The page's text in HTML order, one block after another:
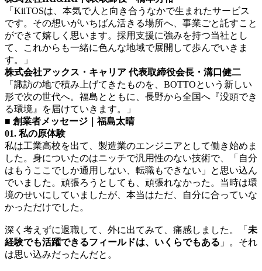
「KiiTOSは、本気で人と向き合うなかで生まれたサービス
です。その想いがいちばん活きる場所へ、事業ごと託すこと
ができて嬉しく思います。採用支援に強みを持つ当社とし
て、これからも一緒に色んな地域で展開して歩んでいきま
す。」
株式会社アックス・キャリア 代表取締役会長・溝口健二
「諏訪の地で積み上げてきたものを、BOTTOという新しい
形で次の世代へ。福島とともに、長野から全国へ『没頭でき
る環境』を届けていきます。」
■ 創業者メッセージ｜福島太晴
01. 私の原体験
私は工業高校を出て、製造業のエンジニアとして働き始めま
した。身についたのはニッチで汎用性のない技術で、「自分
はもうここでしか通用しない、転職もできない」と思い込ん
でいました。頑張ろうとしても、頑張れなかった。当時は環
境のせいにしていましたが、本当はただ、自分に合っていな
かっただけでした。
深く考えずに退職して、外に出てみて、痛感しました。「 未
経験でも活躍できるフィールドは、いくらでもある 」。それ
は思い込みだったんだと。